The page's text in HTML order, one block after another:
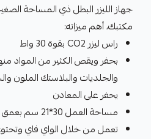
جهاز الليزر البطل ذي المساحة
مكتبك، أهم ميزاته:
راس ليزر CO2 بقوة 30 واط
بحفر ويقص الكثير من المواد
والجلديات والبلاستك الملون
يحفر على المعادن
مساحة العمل 30*21 سم بعمق 45 ملم
تعمل من خلال الواي فاي